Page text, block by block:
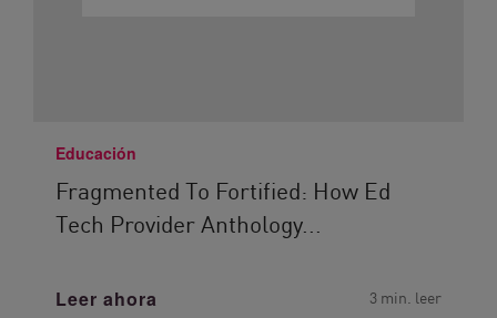
Educación
Fragmented To Fortified: How Ed
Tech Provider Anthology...
Leer ahora 3 min. leer